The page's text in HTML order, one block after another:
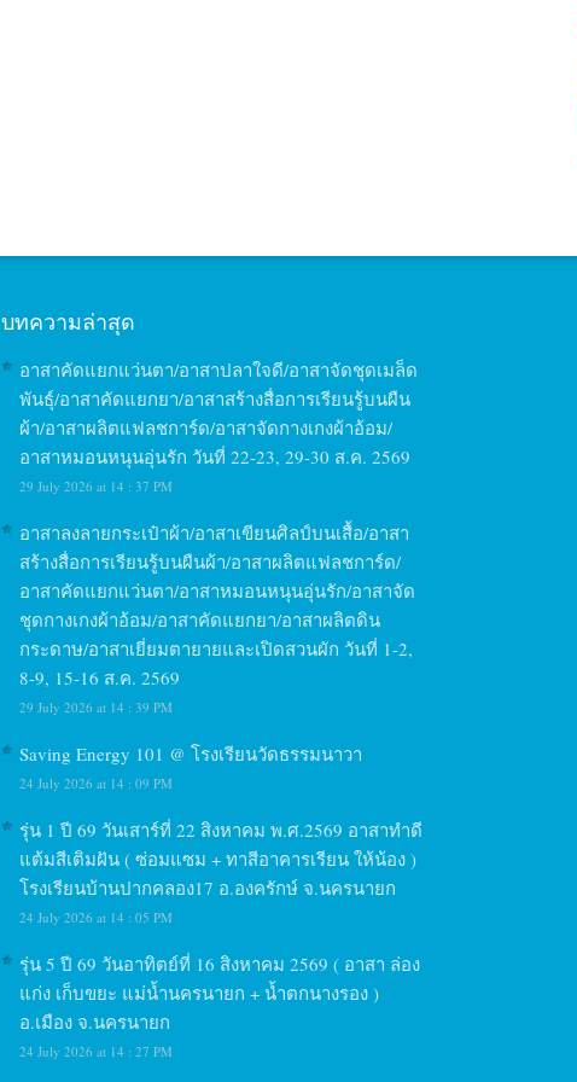
บทความล่าสุด
อาสาคัดแยกแว่นตา/อาสาปลาใจดี/อาสาจัดชุดเมล็ด
พันธุ์/อาสาคัดแยกยา/อาสาสร้างสื่อการเรียนรู้บนผืน
ผ้า/อาสาผลิตแฟลชการ์ด/อาสาจัดกางเกงผ้าอ้อม/
อาสาหมอนหนุนอุ่นรัก วันที่ 22-23, 29-30 ส.ค. 2569
29 July 2026 at 14 : 37 PM
อาสาลงลายกระเป๋าผ้า/อาสาเขียนศิลป์บนเสื้อ/อาสา
สร้างสื่อการเรียนรู้บนผืนผ้า/อาสาผลิตแฟลชการ์ด/
อาสาคัดแยกแว่นตา/อาสาหมอนหนุนอุ่นรัก/อาสาจัด
ชุดกางเกงผ้าอ้อม/อาสาคัดแยกยา/อาสาผลิตดิน
กระดาษ/อาสาเยี่ยมตายายและเปิดสวนผัก วันที่ 1-2,
8-9, 15-16 ส.ค. 2569
29 July 2026 at 14 : 39 PM
Saving Energy 101 @ โรงเรียนวัดธรรมนาวา
24 July 2026 at 14 : 09 PM
รุ่น 1 ปี 69 วันเสาร์ที่ 22 สิงหาคม พ.ศ.2569 อาสาทำดี
แต้มสีเติมฝัน ( ซ่อมแซม + ทาสีอาคารเรียน ให้น้อง )
โรงเรียนบ้านปากคลอง17 อ.องครักษ์ จ.นครนายก
24 July 2026 at 14 : 05 PM
รุ่น 5 ปี 69 วันอาทิตย์ที่ 16 สิงหาคม 2569 ( อาสา ล่อง
แก่ง เก็บขยะ แม่น้ำนครนายก + น้ำตกนางรอง )
อ.เมือง จ.นครนายก
24 July 2026 at 14 : 27 PM